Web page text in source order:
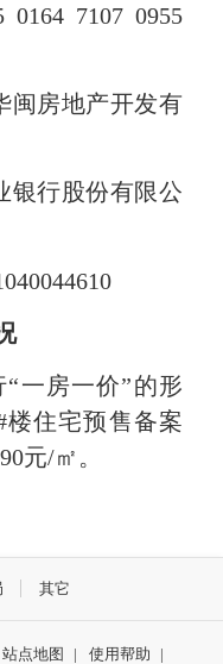
7107 0955
房地产开发有
行股份有限公
房一价”的形
住宅预售备案
元/㎡。
其它
站点地图 | 使用帮助 |